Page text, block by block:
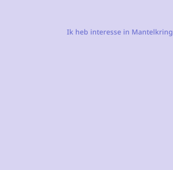
Ik heb interesse in Mantelkring